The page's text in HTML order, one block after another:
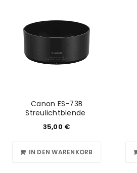
Canon ES-73B
Streulichtblende
35,00 €
IN DEN WARENKORB